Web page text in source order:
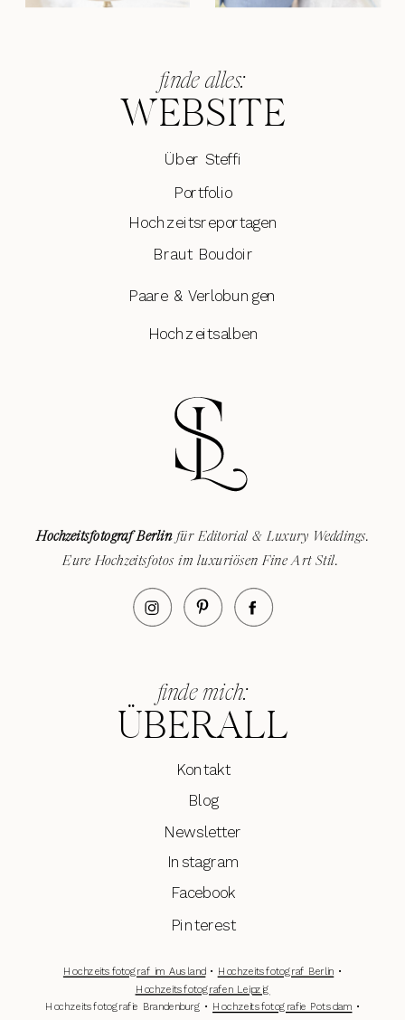
Portfolio
Hochzeitsreportagen
Braut Boudoir
Paare & Verlobungen
Hochzeitsalben
Kontakt
Blog
Newsletter
Instagram
Hochzeitsfotograf Berlinfür Editorial & Luxury Weddings.
Eure Hochzeitsfotos im luxuriösen Fine Art Stil.
WEBSITE
finde alles:
ÜBERALL
finde mich:
Hochzeitsfotograf im Ausland• Hochzeitsfotograf Berlin •
Hochzeitsfotografen Leipzig
Hochzeitsfotografie Brandenburg • Hochzeitsfotografie Potsdam •
Über Steffi
Facebook
Pinterest